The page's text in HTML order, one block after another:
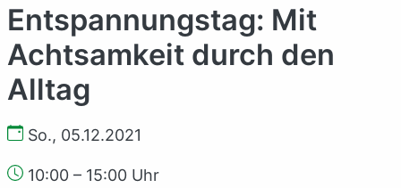
Entspannungstag: Mit
Achtsamkeit durch den
Alltag
So., 05.12.2021
10:00 – 15:00 Uhr